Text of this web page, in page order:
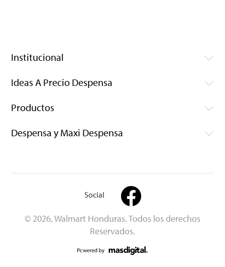
Institucional
Ideas A Precio Despensa
Productos
Despensa y Maxi Despensa
Social
© 2026, Walmart Honduras. Todos los derechos
Reservados.